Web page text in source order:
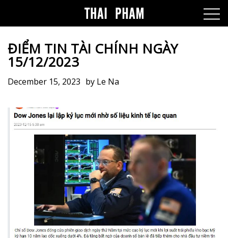
ĐIỂM TIN TÀI CHÍNH NGÀY
15/12/2023
December 15, 2023 by Le Na